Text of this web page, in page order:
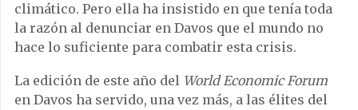
climático. Pero ella ha insistido en que tenía toda
la razón al denunciar en Davos que el mundo no
hace lo suficiente para combatir esta crisis.
La edición de este año del World Economic Forum
en Davos ha servido, una vez más, a las élites del